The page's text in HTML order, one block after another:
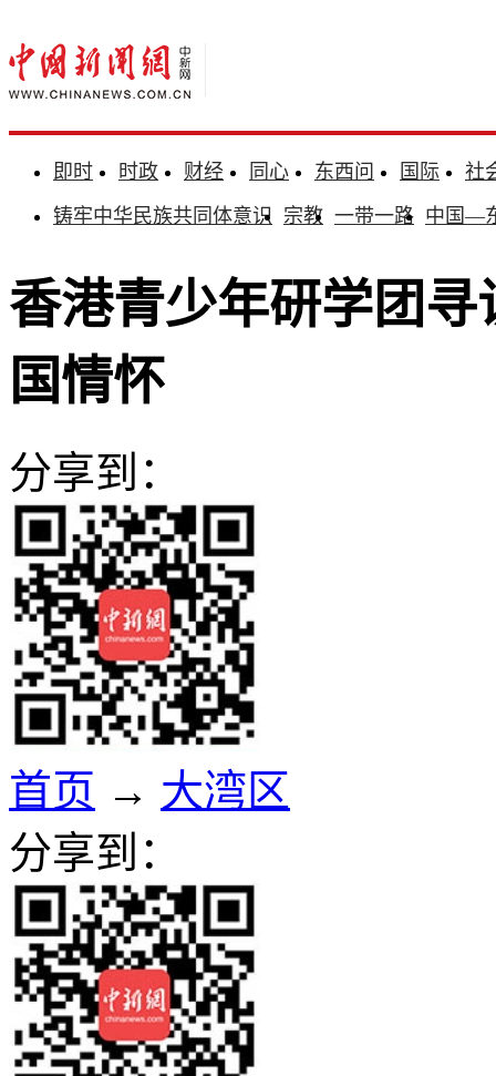
即时 时政 财经 同心 东西问 国际
社
铸牢中华民族共同体意识 宗教 一带一路 中国—
香港青少年研学团
国情怀
分享到：
首页 → 大湾区
分享到：